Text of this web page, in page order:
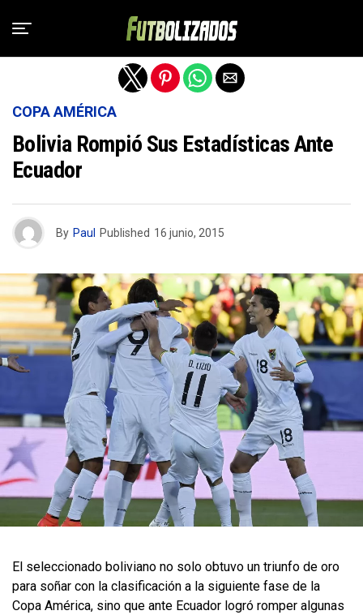
COPA AMÉRICA
Bolivia Rompió Sus Estadísticas Ante
Ecuador
By Paul Published 16 junio, 2015
El seleccionado boliviano no solo obtuvo un triunfo de oro
para soñar con la clasificación a la siguiente fase de la
Copa América, sino que ante Ecuador logró romper algunas
Salir de la versión móvil